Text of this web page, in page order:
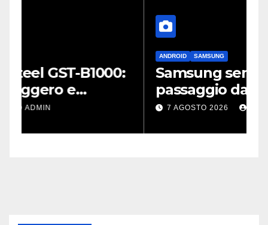
Samsung semplifica il
passaggio da iPhone: passa
WhatsApp e c’è l’assistenza
7 AGOSTO 2026